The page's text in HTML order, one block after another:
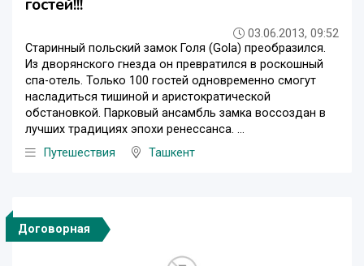
гостей!!!
03.06.2013, 09:52
Старинный польский замок Голя (Gola) преобразился.
Из дворянского гнезда он превратился в роскошный
спа-отель. Только 100 гостей одновременно смогут
насладиться тишиной и аристократической
обстановкой. Парковый ансамбль замка воссоздан в
лучших традициях эпохи ренессанса. ...
Путешествия
Ташкент
Договорная